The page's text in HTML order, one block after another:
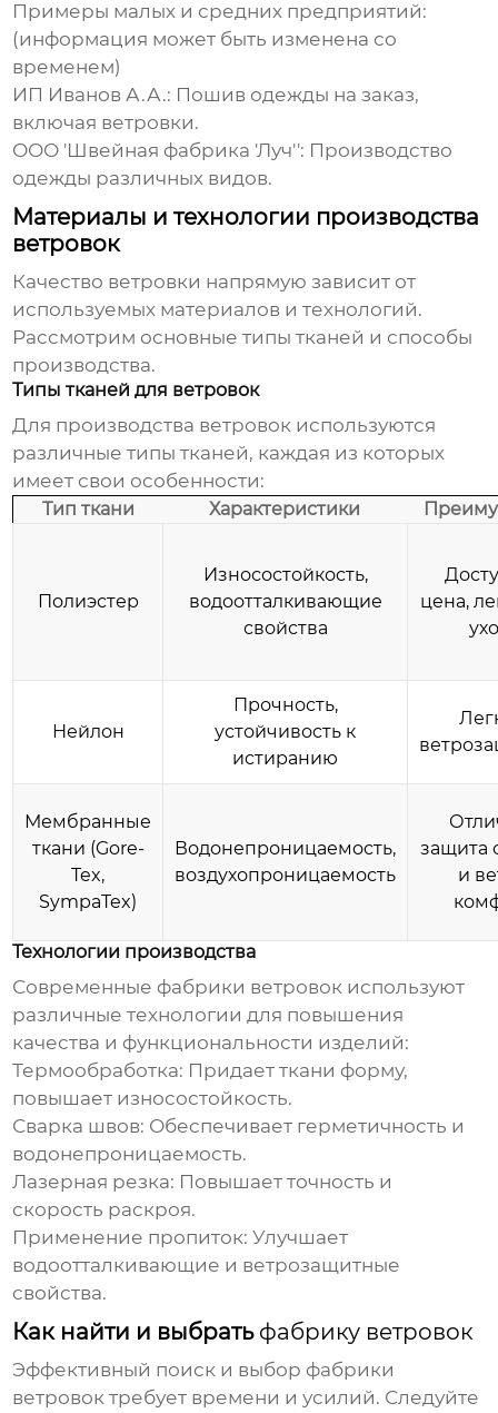
Примеры малых и средних предприятий:
(информация может быть изменена со
временем)
ИП Иванов А.А.: Пошив одежды на заказ,
включая ветровки.
ООО 'Швейная фабрика 'Луч'': Производство
одежды различных видов.
Материалы и технологии производства
ветровок
Качество ветровки напрямую зависит от
используемых материалов и технологий.
Рассмотрим основные типы тканей и способы
производства.
Типы тканей для ветровок
Для производства ветровок используются
различные типы тканей, каждая из которых
имеет свои особенности:
Тип ткани Характеристики
Полиэстер
Износостойкость,
водоотталкивающие
свойства
цена,
Нейлон
Прочность,
устойчивость к
истиранию
Мембранные
ткани (Gore-
Tex,
SympaTex)
Водонепроницаемость,
воздухопроницаемость
защита
и
Технологии производства
Современные фабрики ветровок используют
различные технологии для повышения
качества и функциональности изделий:
Термообработка: Придает ткани форму,
повышает износостойкость.
Сварка швов: Обеспечивает герметичность и
водонепроницаемость.
Лазерная резка: Повышает точность и
скорость раскроя.
Применение пропиток: Улучшает
водоотталкивающие и ветрозащитные
свойства.
Как найти и выбрать фабрику ветровок
Эффективный поиск и выбор фабрики
ветровок требует времени и усилий. Следуйте